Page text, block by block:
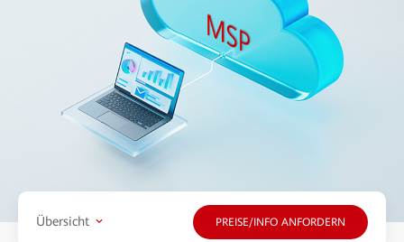
Übersicht PREISE/INFO ANFORDERN